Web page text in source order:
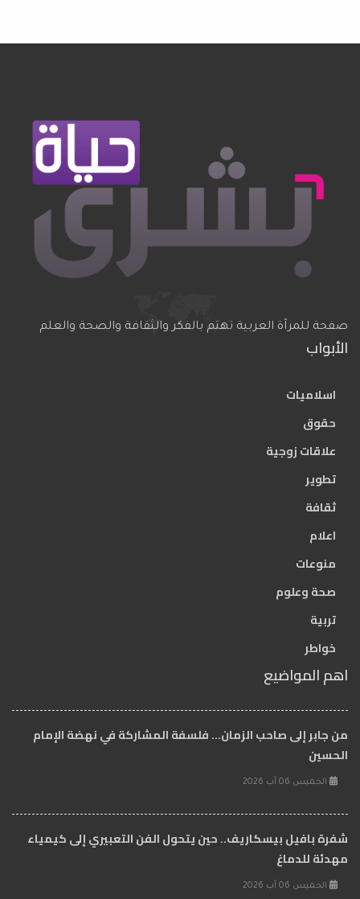
صفحة للمرآة العربية تهتم بالفكر والثقافة والصحة والعلم
الأبواب
اسلاميات
حقوق
علاقات زوجية
تطوير
ثقافة
اعلام
منوعات
صحة وعلوم
تربية
خواطر
اهم المواضيع
من جابر إلى صاحب الزمان… فلسفة المشاركة في نهضة الإمام
الحسين
الخميس 06 آب 2026
شفرة بافيل بيسكاريف.. حين يتحول الفن التعبيري إلى كيمياء
مهدئة للدماغ
الخميس 06 آب 2026